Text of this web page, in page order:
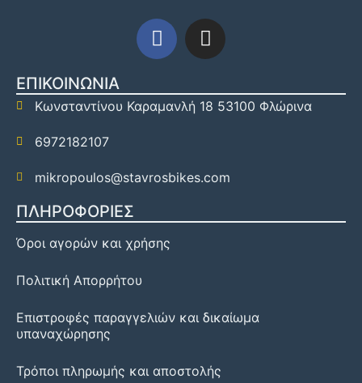
ΕΠΙΚΟΙΝΩΝΙΑ
Κωνσταντίνου Καραμανλή 18 53100 Φλώρινα
6972182107
mikropoulos@stavrosbikes.com
ΠΛΗΡΟΦΟΡΙΕΣ
Όροι αγορών και χρήσης
Πολιτική Απορρήτου
Επιστροφές παραγγελιών και δικαίωμα
υπαναχώρησης
Τρόποι πληρωμής και αποστολής